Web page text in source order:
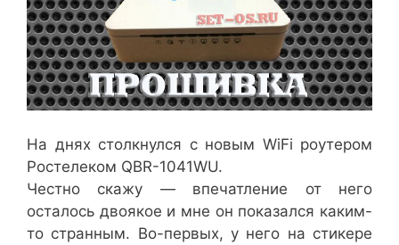
На днях столкнулся с новым WiFi роутером
Ростелеком QBR-1041WU.
Честно скажу — впечатление от него
осталось двоякое и мне он показался каким-
то странным. Во-первых, у него на стикере